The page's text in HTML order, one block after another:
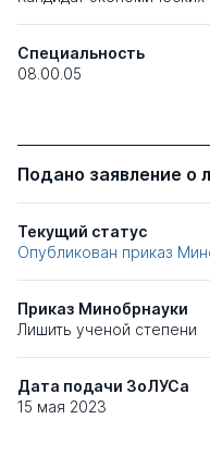
Специальность
08.00.05
Подано заявление о
Текущий статус
Опубликован приказ
Приказ Минобрнауки
Лишить ученой степени
Дата подачи ЗоЛУСа
15 мая 2023